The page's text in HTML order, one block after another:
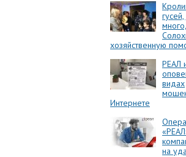
хозяйственную
РЕАЛ
видах
Интернете
на